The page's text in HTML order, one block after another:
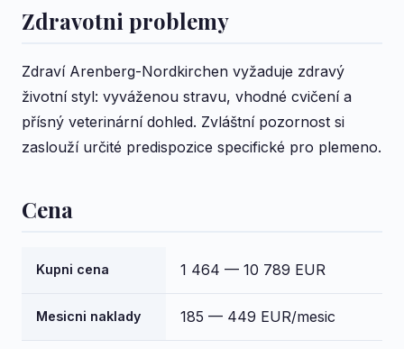
Zdravotni problemy
Zdraví Arenberg-Nordkirchen vyžaduje zdravý
životní styl: vyváženou stravu, vhodné cvičení a
přísný veterinární dohled. Zvláštní pozornost si
zaslouží určité predispozice specifické pro plemeno.
Cena
Kupni cena 1 464 — 10 789 EUR
Mesicni naklady 185 — 449 EUR/mesic